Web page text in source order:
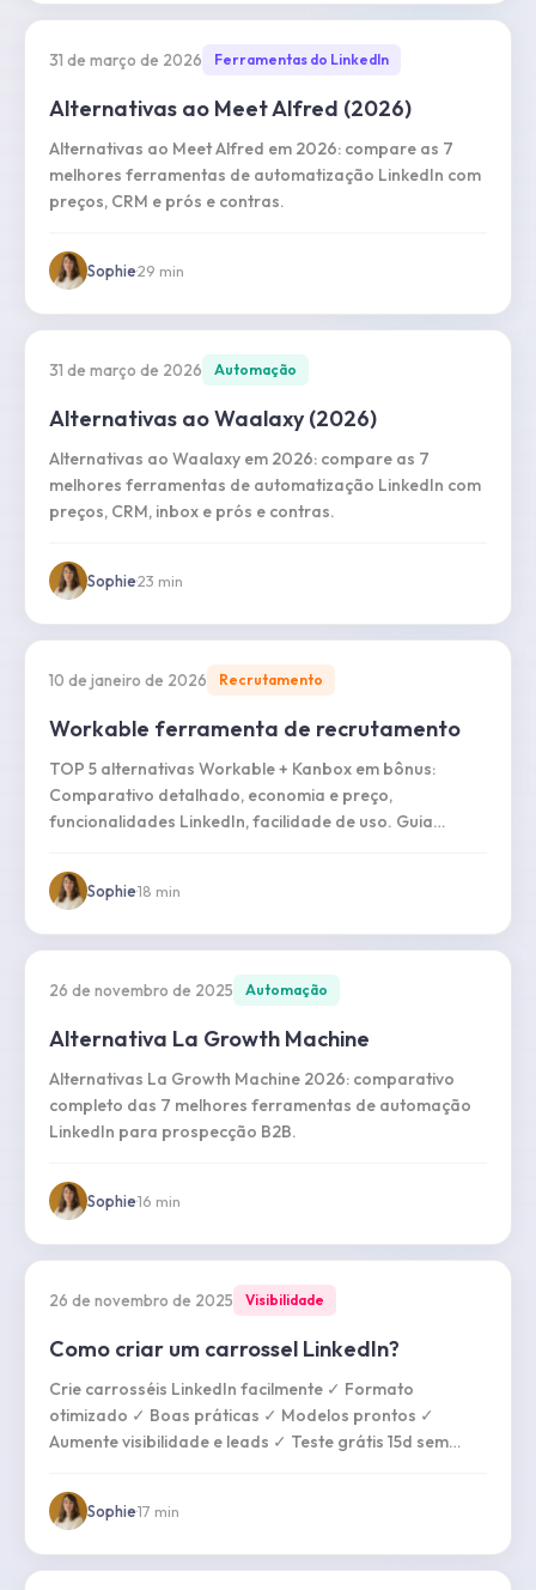
31 de março de 2026 Ferramentas do LinkedIn
Alternativas ao Meet Alfred (2026)
Alternativas ao Meet Alfred em 2026: compare as 7
melhores ferramentas de automatização LinkedIn com
preços, CRM e prós e contras.
Sophie·29 min
31 de março de 2026 Automação
Alternativas ao Waalaxy (2026)
Alternativas ao Waalaxy em 2026: compare as 7
melhores ferramentas de automatização LinkedIn com
preços, CRM, inbox e prós e contras.
Sophie·23 min
10 de janeiro de 2026 Recrutamento
Workable ferramenta de recrutamento
TOP 5 alternativas Workable + Kanbox em bônus:
Comparativo detalhado, economia e preço,
funcionalidades LinkedIn, facilidade de uso. Guia
Sophie·18 min
26 de novembro de 2025 Automação
Alternativa La Growth Machine
Alternativas La Growth Machine 2026: comparativo
completo das 7 melhores ferramentas de automação
LinkedIn para prospecção B2B.
Sophie·16 min
26 de novembro de 2025 Visibilidade
Como criar um carrossel LinkedIn?
Crie carrosséis LinkedIn facilmente ✓ Formato
otimizado ✓ Boas práticas ✓ Modelos prontos ✓
Aumente visibilidade e leads ✓ Teste grátis 15d sem
Sophie·17 min